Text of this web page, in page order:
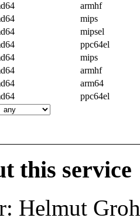
armhf
mips
mipsel
ppc64el
mips
armhf
arm64
ppc64el
this service
Helmut